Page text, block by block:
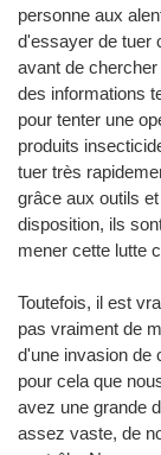
personne aux
d'essayer de tuer
avant de
des informations
pour tenter une
produits
tuer très
grâce aux outils
disposition, ils
mener cette lutte
Toutefois, il est
pas vraiment de
d'une invasion de
pour cela que
avez une grande
assez vaste, de